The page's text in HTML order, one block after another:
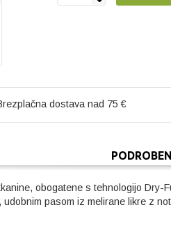
dostava nad 75 €
obogatene s tehnologijo
pasom iz melirane likre z